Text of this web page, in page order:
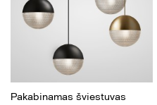
Pakabinamas šviestuvas